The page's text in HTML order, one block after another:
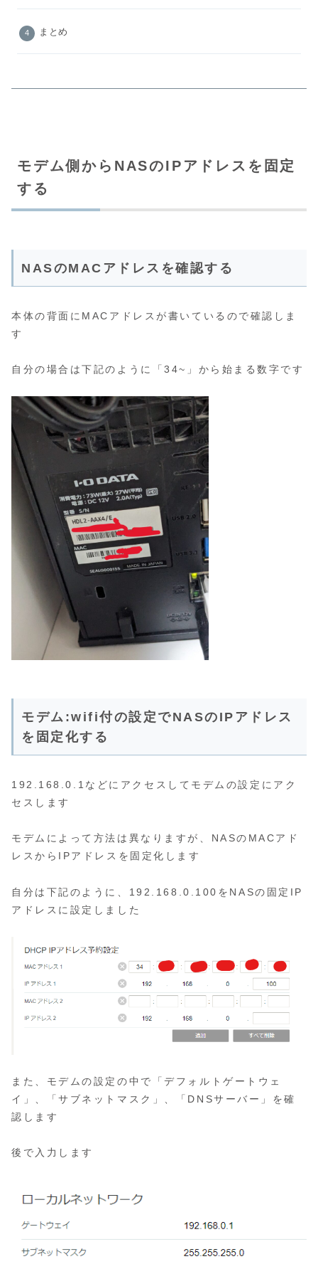
まとめ
モデム側からNASのIPアドレスを固定
する
NASのMACアドレスを確認する
本体の背面にMACアドレスが書いているので確認しま
す
自分の場合は下記のように「34~」から始まる数字です
モデム:wifi付の設定でNASのIPアドレス
を固定化する
192.168.0.1などにアクセスしてモデムの設定にアク
セスします
モデムによって方法は異なりますが、NASのMACアド
レスからIPアドレスを固定化します
自分は下記のように、192.168.0.100をNASの固定IP
アドレスに設定しました
また、モデムの設定の中で「デフォルトゲートウェ
イ」、「サブネットマスク」、「DNSサーバー」を確
認します
後で入力します